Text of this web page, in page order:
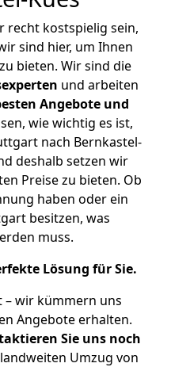
recht kostspielig sein,
sind hier, um Ihnen
zu bieten. Wir sind die
und arbeiten
Angebote und
wie wichtig es ist,
nach Bernkastel-
deshalb setzen wir
Preise zu bieten. Ob
haben oder ein
besitzen, was
muss.
Lösung für Sie.
– wir kümmern uns
Angebote erhalten.
Sie uns noch
Umzug von